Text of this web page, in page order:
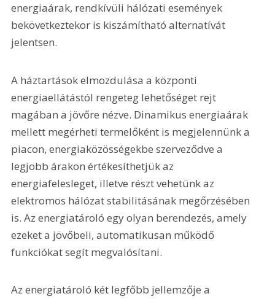
energiaárak, rendkívüli hálózati események
bekövetkeztekor is kiszámítható alternatívát
jelentsen.
A háztartások elmozdulása a központi
energiaellátástól rengeteg lehetőséget rejt
magában a jövőre nézve. Dinamikus energiaárak
mellett megérheti termelőként is megjelennünk a
piacon, energiaközösségekbe szerveződve a
legjobb árakon értékesíthetjük az
energiafelesleget, illetve részt vehetünk az
elektromos hálózat stabilitásának megőrzésében
is. Az energiatároló egy olyan berendezés, amely
ezeket a jövőbeli, automatikusan működő
funkciókat segít megvalósítani.
Az energiatároló két legfőbb jellemzője a